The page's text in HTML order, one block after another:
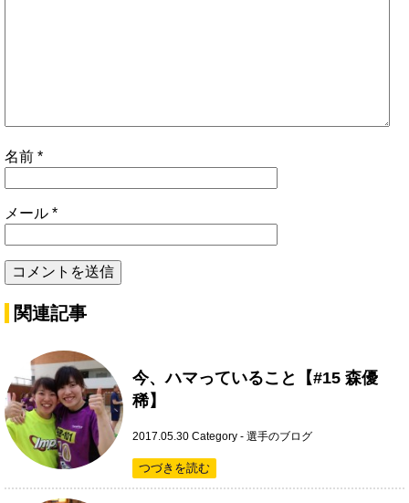
名前 *
メール *
関連記事
今、ハマっていること【#15 森優
稀】
2017.05.30 Category - 選手のブログ
つづきを読む